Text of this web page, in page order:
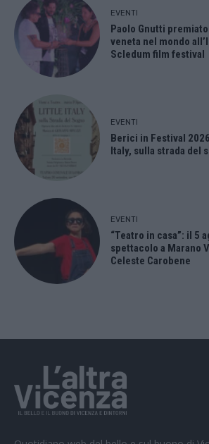
EVENTI
Paolo Gnutti
veneta nel mondo
Scledum film festival
EVENTI
Berici in Festival
Italy, sulla strada del
EVENTI
“Teatro in casa”: il 5
spettacolo a Marano
Celeste Carobene